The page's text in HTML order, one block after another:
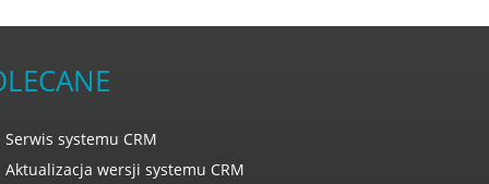
Serwis systemu CRM
Aktualizacja wersji systemu CRM